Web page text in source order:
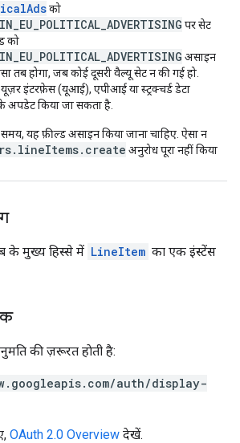
को
पर सेट
को
असाइन
तब होगा, जब कोई दूसरी वैल्यू सेट न की गई हो.
इंटरफ़ेस (यूआई), एपीआई या स्ट्रक्चर्ड डेटा
अपडेट किया जा सकता है.
यह फ़ील्ड असाइन किया जाना चाहिए. ऐसा न
अनुरोध पूरा नहीं किया
के मुख्य हिस्से में LineItem का एक इंस्टेंस
की ज़रूरत हाेती है:
auth/display-
OAuth 2.0 Overview देखें.